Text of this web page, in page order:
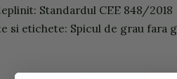
Standardul CEE 848/2018
si etichete: Spicul de grau fara